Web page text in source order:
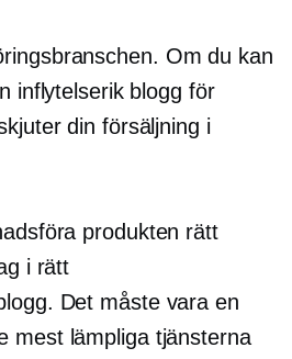
Om du kan
inflytelserik blogg för
din försäljning i
produkten rätt
i rätt
Det måste vara en
mest lämpliga tjänsterna